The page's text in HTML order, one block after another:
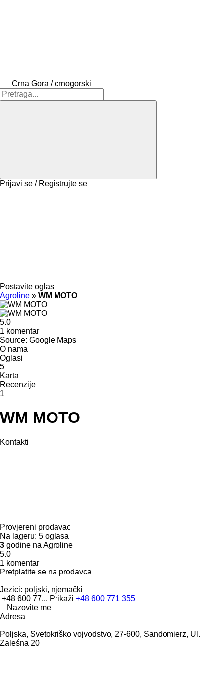
Crna Gora / crnogorski
Prijavi se / Registrujte se
Postavite oglas
Agroline » WM MOTO
5.0
1 komentar
Source: Google Maps
O nama
Oglasi
5
Karta
Recenzije
1
WM MOTO
Kontakti
Provjereni prodavac
Na lageru: 5 oglasa
3 godine na Agroline
5.0
1 komentar
Pretplatite se na prodavca
Jezici: poljski, njemački
+48 600 77... Prikaži +48 600 771 355
Nazovite me
Adresa
Poljska, Svetokriško vojvodstvo, 27-600, Sandomierz, Ul.
Zaleśna 20